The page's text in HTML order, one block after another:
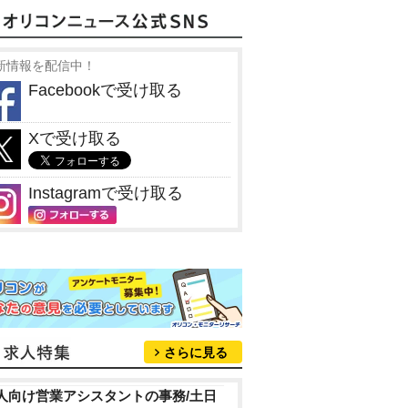
情報を配信中！
Facebookで受け取る
Xで受け取る
Instagramで受け取る
さらに見る
向け営業アシスタントの事務/土日